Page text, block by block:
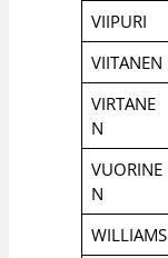
VIIPURI
VIITANEN
VIRTANE
N
VUORINE
N
WILLIAMS